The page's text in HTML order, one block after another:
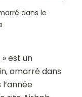
dans le
est un
amarré dans